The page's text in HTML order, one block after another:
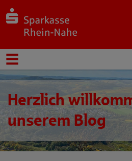
Herzlich
unserem Blog